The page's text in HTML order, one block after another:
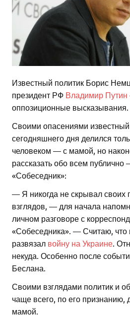
Известный политик Борис
президент РФ Владимир Путин
оппозиционные высказывания.
Своими опасениями известный
сегодняшнего дня делился
человеком — с мамой, но
рассказать обо всем публично
«Собеседник»:
— Я никогда не скрывал своих
взглядов, — для начала
личном разговоре с
«Собеседника». — Считаю, что
развязал войну на Украине.
некуда. Особенно после
Беслана.
Своими взглядами политик и
чаще всего, по его признанию,
мамой.